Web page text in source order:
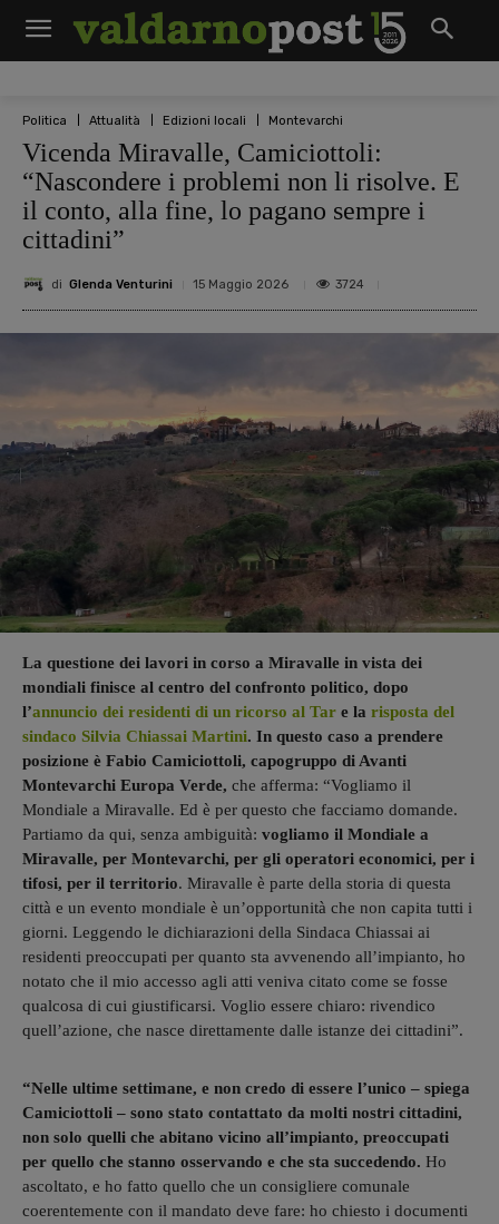
Politica Attualità Edizioni locali Montevarchi
Vicenda Miravalle, Camiciottoli:
“Nascondere i problemi non li risolve. E
il conto, alla fine, lo pagano sempre i
cittadini”
di Glenda Venturini 15 Maggio 2026 3724
La questione dei lavori in corso a Miravalle in vista dei
mondiali finisce al centro del confronto politico, dopo
l’annuncio dei residenti di un ricorso al Tar e la risposta del
sindaco Silvia Chiassai Martini. In questo caso a prendere
posizione è Fabio Camiciottoli, capogruppo di Avanti
Montevarchi Europa Verde, che afferma: “Vogliamo il
Mondiale a Miravalle. Ed è per questo che facciamo domande.
Partiamo da qui, senza ambiguità: vogliamo il Mondiale a
Miravalle, per Montevarchi, per gli operatori economici, per i
tifosi, per il territorio. Miravalle è parte della storia di questa
città e un evento mondiale è un’opportunità che non capita tutti i
giorni. Leggendo le dichiarazioni della Sindaca Chiassai ai
residenti preoccupati per quanto sta avvenendo all’impianto, ho
notato che il mio accesso agli atti veniva citato come se fosse
qualcosa di cui giustificarsi. Voglio essere chiaro: rivendico
quell’azione, che nasce direttamente dalle istanze dei cittadini”.
“Nelle ultime settimane, e non credo di essere l’unico – spiega
Camiciottoli – sono stato contattato da molti nostri cittadini,
non solo quelli che abitano vicino all’impianto, preoccupati
per quello che stanno osservando e che sta succedendo. Ho
ascoltato, e ho fatto quello che un consigliere comunale
coerentemente con il mandato deve fare: ho chiesto i documenti